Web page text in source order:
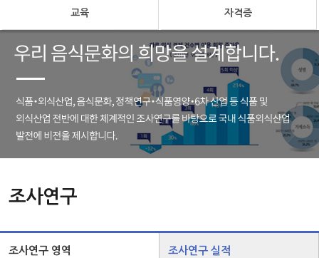
교육 자격증
조사연구
조사연구 영역 조사연구 실적